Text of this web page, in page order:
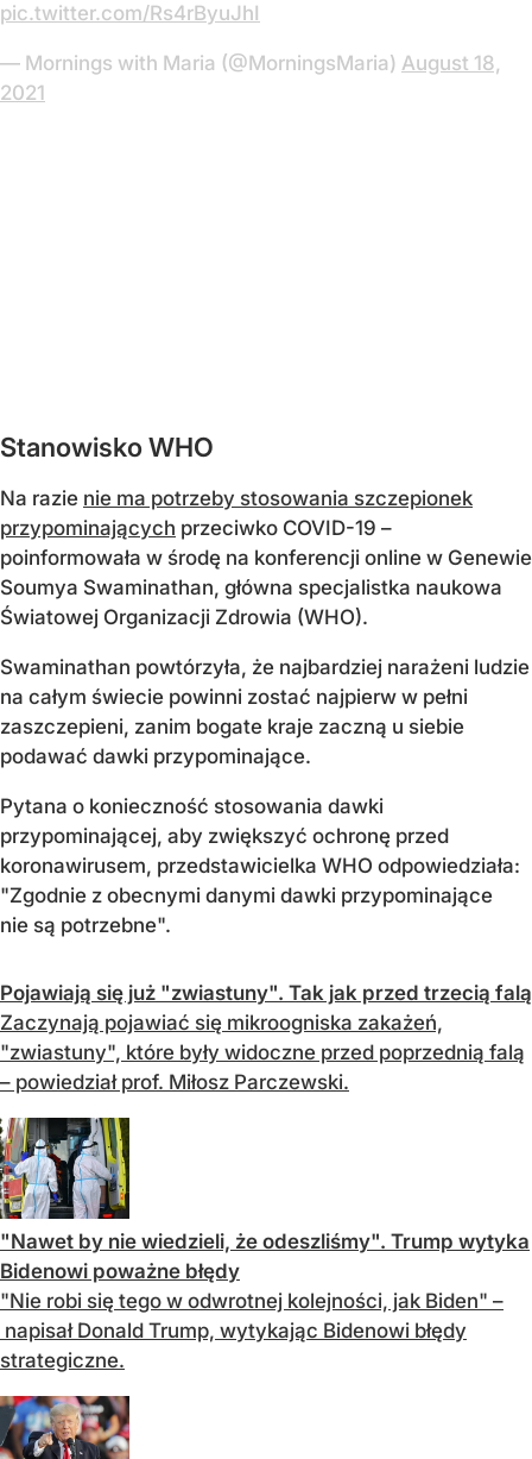
pic.twitter.com/Rs4rByuJhI
— Mornings with Maria (@MorningsMaria) August 18,
2021
Stanowisko WHO
Na razie nie ma potrzeby stosowania szczepionek
przypominających przeciwko COVID-19 –
poinformowała w środę na konferencji online w Genewie
Soumya Swaminathan, główna specjalistka naukowa
Światowej Organizacji Zdrowia (WHO).
Swaminathan powtórzyła, że najbardziej narażeni ludzie
na całym świecie powinni zostać najpierw w pełni
zaszczepieni, zanim bogate kraje zaczną u siebie
podawać dawki przypominające.
Pytana o konieczność stosowania dawki
przypominającej, aby zwiększyć ochronę przed
koronawirusem, przedstawicielka WHO odpowiedziała:
"Zgodnie z obecnymi danymi dawki przypominające
nie są potrzebne".
Pojawiają się już "zwiastuny". Tak jak przed trzecią falą
Zaczynają pojawiać się mikroogniska zakażeń,
"zwiastuny", które były widoczne przed poprzednią falą
– powiedział prof. Miłosz Parczewski.
"Nawet by nie wiedzieli, że odeszliśmy". Trump wytyka
Bidenowi poważne błędy
"Nie robi się tego w odwrotnej kolejności, jak Biden" –
napisał Donald Trump, wytykając Bidenowi błędy
strategiczne.